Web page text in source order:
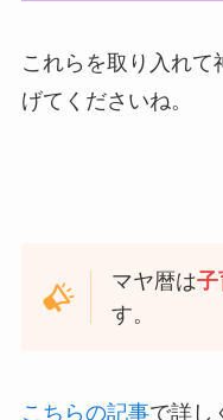
これらを取り入れて
げてくださいね。
マヤ暦は子
す。
こちらの記事で詳し